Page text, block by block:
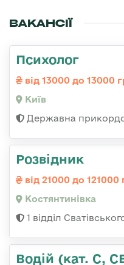
ВАКАНСІЇ
Психолог
від 13000 до 13000
Київ
Державна
Розвідник
від 21000 до 121000
Костянтинівка
1 відділ
Водій (кат. С,